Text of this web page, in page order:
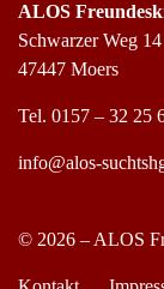
ALOS
Schwarzer Weg 14
47447 Moers
Tel. 0157 – 32 25
info@alos-
© 2026 – ALOS